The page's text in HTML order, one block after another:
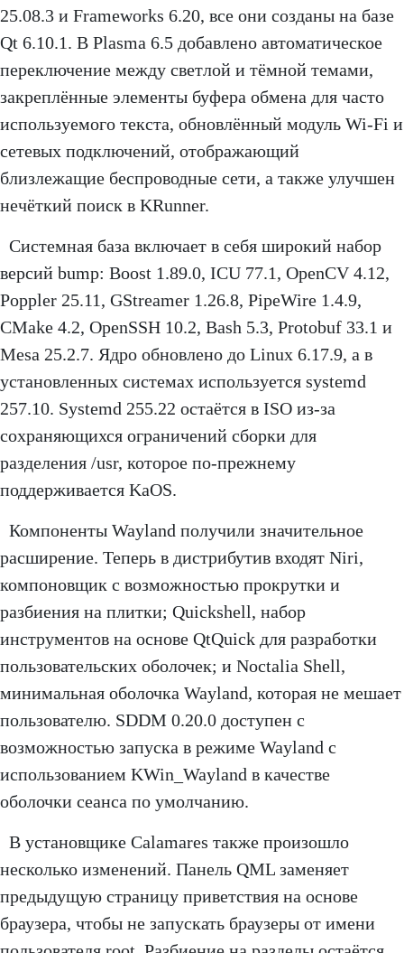
25.08.3 и Frameworks 6.20, все они созданы на базе
Qt 6.10.1. В Plasma 6.5 добавлено автоматическое
переключение между светлой и тёмной темами,
закреплённые элементы буфера обмена для часто
используемого текста, обновлённый модуль Wi-Fi и
сетевых подключений, отображающий
близлежащие беспроводные сети, а также улучшен
нечёткий поиск в KRunner.
Системная база включает в себя широкий набор
версий bump: Boost 1.89.0, ICU 77.1, OpenCV 4.12,
Poppler 25.11, GStreamer 1.26.8, PipeWire 1.4.9,
CMake 4.2, OpenSSH 10.2, Bash 5.3, Protobuf 33.1 и
Mesa 25.2.7. Ядро обновлено до Linux 6.17.9, а в
установленных системах используется systemd
257.10. Systemd 255.22 остаётся в ISO из-за
сохраняющихся ограничений сборки для
разделения /usr, которое по-прежнему
поддерживается KaOS.
Компоненты Wayland получили значительное
расширение. Теперь в дистрибутив входят Niri,
компоновщик с возможностью прокрутки и
разбиения на плитки; Quickshell, набор
инструментов на основе QtQuick для разработки
пользовательских оболочек; и Noctalia Shell,
минимальная оболочка Wayland, которая не мешает
пользователю. SDDM 0.20.0 доступен с
возможностью запуска в режиме Wayland с
использованием KWin_Wayland в качестве
оболочки сеанса по умолчанию.
В установщике Calamares также произошло
несколько изменений. Панель QML заменяет
предыдущую страницу приветствия на основе
браузера, чтобы не запускать браузеры от имени